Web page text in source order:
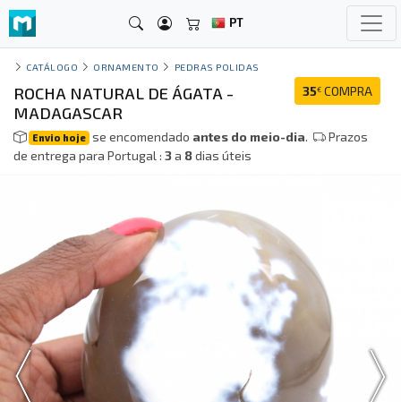
PT
CATÁLOGO ORNAMENTO PEDRAS POLIDAS
35€ COMPRA
ROCHA NATURAL DE ÁGATA -
MADAGASCAR
Envio hoje se encomendado antes do meio-dia.
Prazos
de entrega para Portugal : 3a 8dias úteis